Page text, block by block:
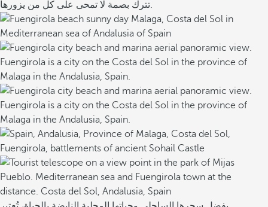
تترك بصمة لا تمحى على كل من يزورها.
ج
ن
ة
ل
ع
ش
ا
ق
ا
ل
ط
ع
ا
م